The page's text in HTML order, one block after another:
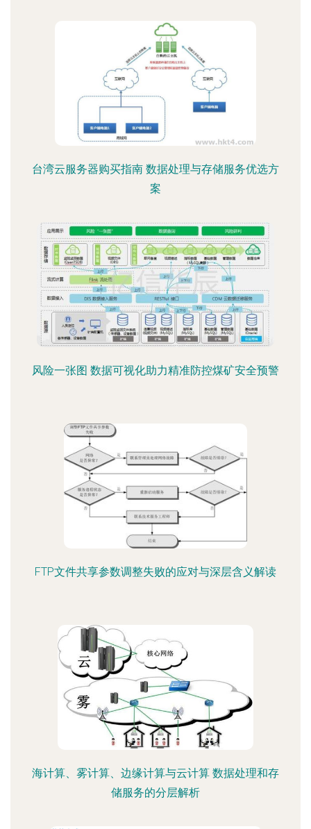
台湾云服务器购买指南 数据处理与存储服务优选方
案
风险一张图 数据可视化助力精准防控煤矿安全预警
FTP文件共享参数调整失败的应对与深层含义解读
海计算、雾计算、边缘计算与云计算 数据处理和存
储服务的分层解析